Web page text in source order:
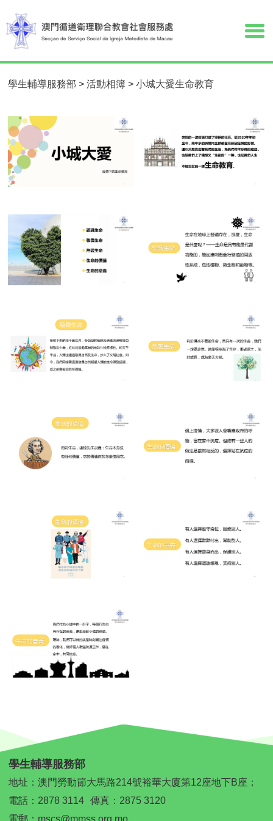
學生輔導服務部 > 活動相簿 > 小城大愛生命教育
學生輔導服務部
地址：澳門勞動節大馬路214號裕華大廈第12座地下B座；
電話： 2878 3114 傳真：2875 3120
電郵： mscs@mmss.org.mo